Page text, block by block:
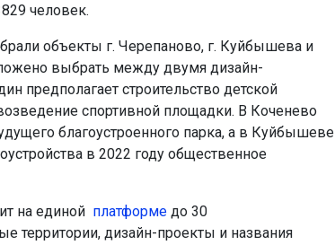
человек.
объекты г. Черепаново, г. Куйбышева и
выбрать между двумя дизайн-
предполагает строительство детской
спортивной площадки. В Коченево
благоустроенного парка, а в Куйбышеве
в 2022 году общественное
на единой платформедо 30
территории, дизайн-проекты и названия